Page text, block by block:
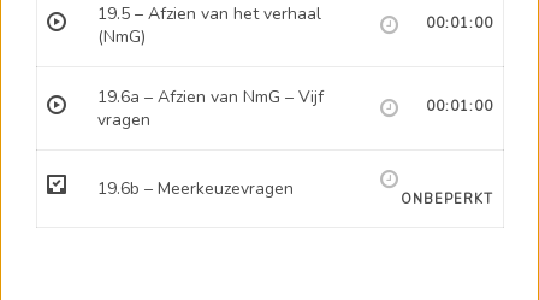
19.5 – Afzien van het verhaal
(NmG)
00:01:00
19.6a – Afzien van NmG – Vijf
vragen
00:01:00
19.6b – Meerkeuzevragen ONBEPERKT